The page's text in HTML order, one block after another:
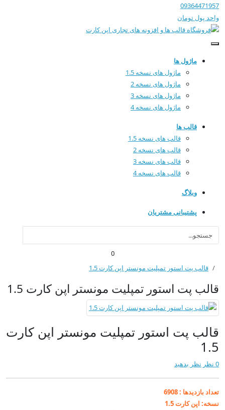
09364471957
واحد پول تومان
ماژول ها
ماژول های نسخه 1.5
ماژول های نسخه 2
ماژول های نسخه 3
ماژول های نسخه 4
قالب ها
قالب های نسخه 1.5
قالب های نسخه 2
قالب های نسخه 3
قالب های نسخه 4
وبلاگ
پشتیبانی مشتریان
0
قالب پت استور تمپلیت مونستر اپن کارت 1.5
قالب پت استور تمپلیت مونستر اپن کارت 1.5
قالب پت استور تمپلیت مونستر اپن کارت
1.5
0 نظر نظر بدهید
تعداد بازدیدها :6908
نسخه: اپن کارت 1.5